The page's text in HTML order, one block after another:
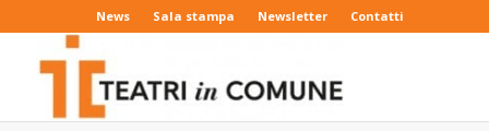
News Sala stampa Newsletter Contatti